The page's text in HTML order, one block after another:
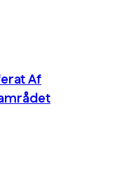
Af